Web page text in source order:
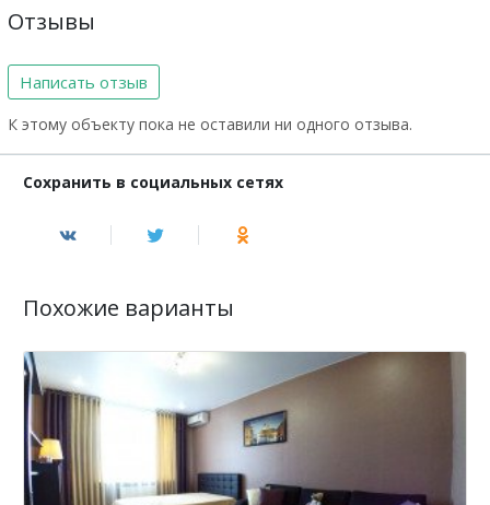
Отзывы
Написать отзыв
К этому объекту пока не оставили ни одного отзыва.
Сохранить в социальных сетях
Похожие варианты